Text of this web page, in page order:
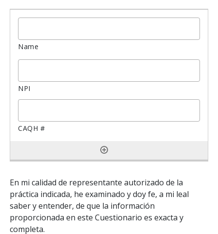
En mi calidad de representante autorizado de la
práctica indicada, he examinado y doy fe, a mi leal
saber y entender, de que la información
proporcionada en este Cuestionario es exacta y
completa.